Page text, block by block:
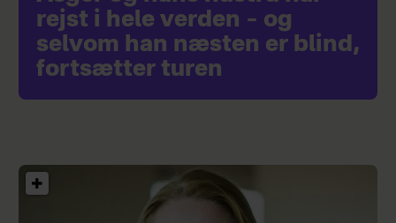
rejst i hele verden – og
selvom han næsten er blind,
fortsætter turen